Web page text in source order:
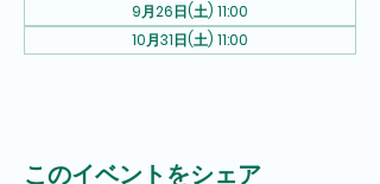
9月26日(土) 11:00
10月31日(土) 11:00
このイベントをシェア